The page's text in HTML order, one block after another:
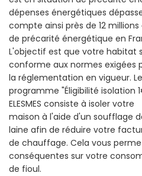
dépenses énergétiques
compte ainsi près de 12
de précarité énergétique en
L'objectif est que votre habitat
conforme aux normes exigées
la réglementation en vigueur. Le
programme "Éligibilité isolation
ELESMES consiste à isoler votre
maison à l'aide d'un soufflage
laine afin de réduire votre
de chauffage. Cela vous
conséquentes sur votre
de fioul.